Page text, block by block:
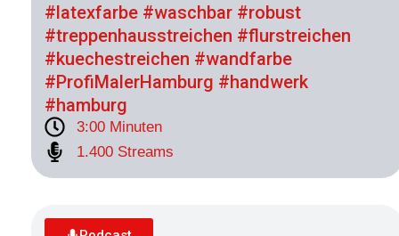
#latexfarbe #waschbar #robust
#treppenhausstreichen #flurstreichen
#kuechestreichen #wandfarbe
#ProfiMalerHamburg #handwerk
#hamburg
3:00 Minuten
1.400 Streams